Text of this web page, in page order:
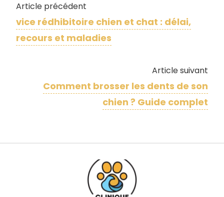
Article précédent
vice rédhibitoire chien et chat : délai,
recours et maladies
Article suivant
Comment brosser les dents de son
chien ? Guide complet